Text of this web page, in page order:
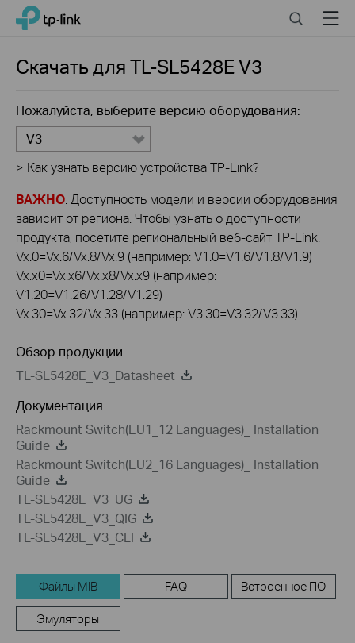
Click
navigation
TP-Link, Reliably Smart SearchMenu
Скачать дляTL-SL5428EV3
Пожалуйста, выберите версию оборудования:
V3
> Как узнать версию устройства TP-Link?
ВАЖНО: Доступность модели и версии оборудования
зависит от региона. Чтобы узнать о доступности
продукта, посетите региональный веб-сайт TP-Link.
Vx.0=Vx.6/Vx.8/Vx.9 (например: V1.0=V1.6/V1.8/V1.9)
Vx.x0=Vx.x6/Vx.x8/Vx.x9 (например:
V1.20=V1.26/V1.28/V1.29)
Vx.30=Vx.32/Vx.33 (например: V3.30=V3.32/V3.33)
Обзор продукции
TL-SL5428E_V3_Datasheet
Документация
Rackmount Switch(EU1_12 Languages)_ Installation
Guide
Rackmount Switch(EU2_16 Languages)_ Installation
Guide
TL-SL5428E_V3_UG
TL-SL5428E_V3_QIG
TL-SL5428E_V3_CLI
Файлы MIB FAQ Встроенное ПО
Эмуляторы